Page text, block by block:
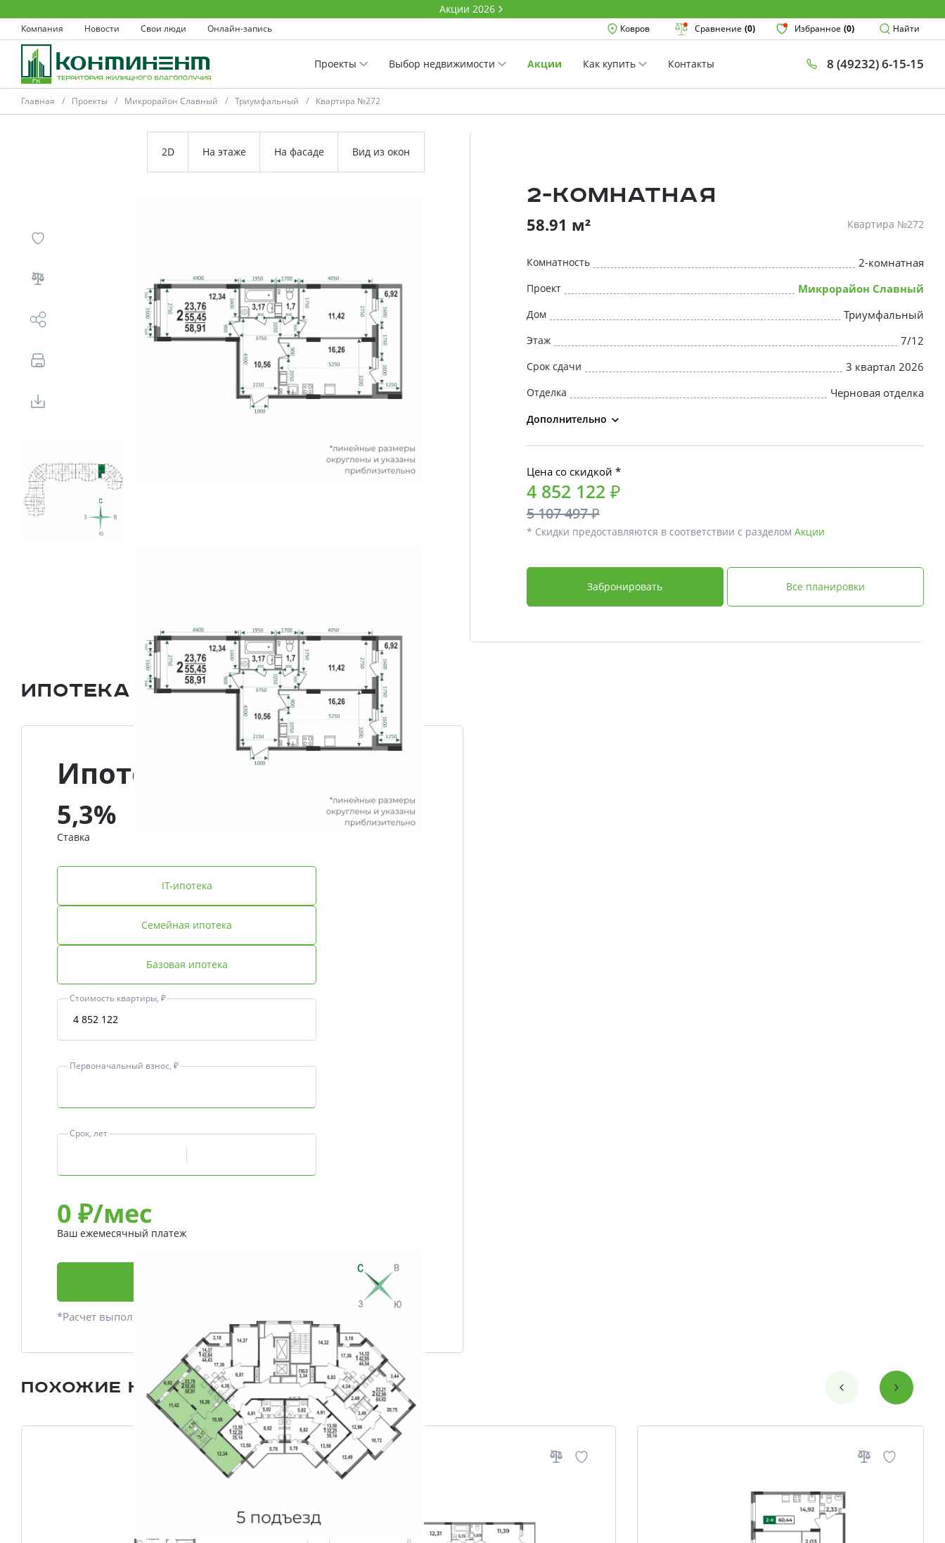
Акции 2026
Компания Новости Свои люди Онлайн-запись Ковров Сравнение (0) Избранное (0) Найти
Проекты Выбор недвижимости Акции Как купить Контакты 8 (49232) 6-15-15
×
Проекты
Свои Люди
Офис продаж
О компании
Онлайн-запись
Главная Проекты Микрорайон Славный Триумфальный Квартира №272
Поиск
2D На этаже На фасаде Вид из окон
2-комнатная
58.91 м² Квартира №272
Комнатность 2-комнатная
Проект Микрорайон Славный
Дом Триумфальный
Этаж 7/12
Срок сдачи 3 квартал 2026
Отделка Черновая отделка
Дополнительно
Цена со скидкой *
4 852 122 ₽
5 107 497 ₽
* Скидки предоставляются в соответствии с разделом Акции
Забронировать Все планировки
* Скидки предоставляются в
Ипотека и Рассрочка
Ипотека
5,3%
Ставка
IT-ипотека
Семейная ипотека
Базовая ипотека
Стоимость квартиры, ₽
Первоначальный взнос, ₽
Срок, лет
0 ₽/мес
Ваш ежемесячный платеж
*Расчет выполнен приблизительно
Похожие квартиры Все планировки